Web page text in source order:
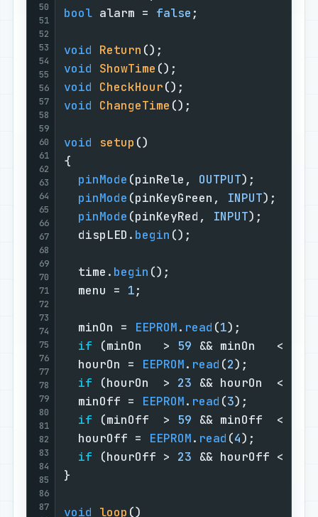
50
51
52
53
54
55
56
57
58
59
60
61
62
63
64
65
66
67
68
69
70
71
72
73
74
75
76
77
78
79
80
81
82
83
84
85
86
87
bool alarm = false
void Return ()
void ShowTime ()
void CheckHour()
void ChangeTime ()
void setup ()
pinMode (pinRele, OUTPUT
pinMode (pinKeyGreen, INPUT
pinMode (pinKeyRed, INPUT
  dispLED.
begin
  time.
begin
  menu =
1
  minOn =
EEPROM. read (1
if (minOn   > 59 && minOn   <
  hourOn =
EEPROM. read (2
if (hourOn  > 23 && hourOn  <
  minOff =
EEPROM. read (3
if (minOff  > 59 && minOff  <
  hourOff =
EEPROM. read (4
if (hourOff > 23 && hourOff <
void loop ()